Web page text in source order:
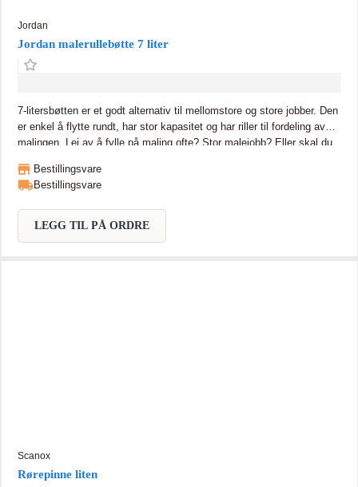
Jordan
Jordan malerullebøtte 7 liter
7-litersbøtten er et godt alternativ til mellomstore og store jobber. Den
er enkel å flytte rundt, har stor kapasitet og har riller til fordeling av
malingen. Lei av å fylle på maling ofte? Stor malejobb? Eller skal du
Bestillingsvare
Bestillingsvare
LEGG TIL PÅ ORDRE
Scanox
Rørepinne liten